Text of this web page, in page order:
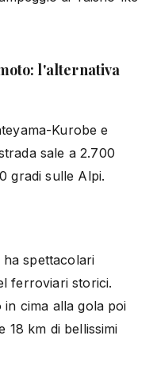
l'alternativa
Kurobe e
sale a 2.700
gradi sulle Alpi.
spettacolari
ferroviari storici.
cima alla gola poi
18 km di bellissimi